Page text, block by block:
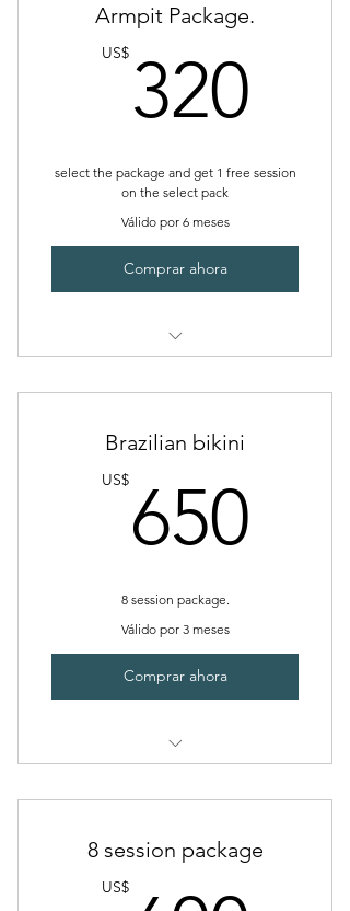
Reducing Massage / Fat Burner
Radio Frequency
Plasma
( Fosyderm ) cross- linked
hyaluronic acid Dermal filler
Juvederm ultra / injectable
botox 8 Und (additional)
Armpit Package.
US$ 320
select the package and get 1 free session
on the select pack
Válido por 6 meses
Comprar ahora
Brazilian bikini
US$ 650
8 session package.
Válido por 3 meses
Comprar ahora
8 session package
US$